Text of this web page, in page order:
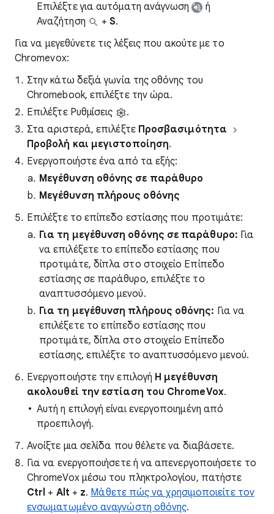
Επιλέξτε για αυτόματη ανάγνωση
ή
Αναζήτηση
+S.
Για να μεγεθύνετε τις λέξεις που ακούτε με το
Chromevox:
Στην κάτω δεξιά γωνία της οθόνης του
Chromebook, επιλέξτε την ώρα.
Επιλέξτε Ρυθμίσεις
.
Στα αριστερά, επιλέξτε Προσβασιμότητα
Προβολή και μεγιστοποίηση.
Ενεργοποιήστε ένα από τα εξής:
Μεγέθυνση οθόνης σε παράθυρο
Μεγέθυνση πλήρους οθόνης
Επιλέξτε το επίπεδο εστίασης που προτιμάτε:
Για τη μεγέθυνση οθόνης σε παράθυρο: Για
να επιλέξετε το επίπεδο εστίασης που
προτιμάτε, δίπλα στο στοιχείο Επίπεδο
εστίασης σε παράθυρο, επιλέξτε το
αναπτυσσόμενο μενού.
Για τη μεγέθυνση πλήρους οθόνης: Για να
επιλέξετε το επίπεδο εστίασης που
προτιμάτε, δίπλα στο στοιχείο Επίπεδο
εστίασης, επιλέξτε το αναπτυσσόμενο μενού.
Ενεργοποιήστε την επιλογή Η μεγέθυνση
ακολουθεί την εστίαση του ChromeVox.
Αυτή η επιλογή είναι ενεργοποιημένη από
προεπιλογή.
Ανοίξτε μια σελίδα που θέλετε να διαβάσετε.
Για να ενεργοποιήσετε ή να απενεργοποιήσετε το
ChromeVox μέσω του πληκτρολογίου, πατήστε
Ctrl + Alt + z. Μάθετε πώς να χρησιμοποιείτε τον
ενσωματωμένο αναγνώστη οθόνης.